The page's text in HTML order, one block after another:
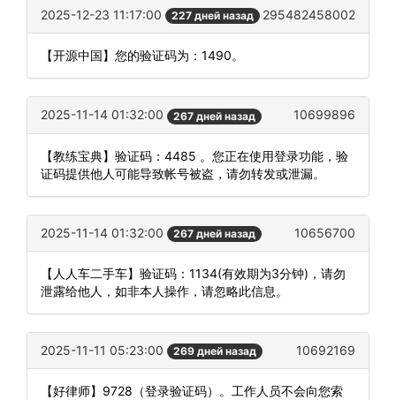
2025-12-23 11:17:00 227 дней назад 295482458002
【开源中国】您的验证码为：1490。
2025-11-14 01:32:00 267 дней назад 10699896
【教练宝典】验证码：4485 。您正在使用登录功能，验
证码提供他人可能导致帐号被盗，请勿转发或泄漏。
2025-11-14 01:32:00 267 дней назад 10656700
【人人车二手车】验证码：1134(有效期为3分钟)，请勿
泄露给他人，如非本人操作，请忽略此信息。
2025-11-11 05:23:00 269 дней назад 10692169
【好律师】9728（登录验证码）。工作人员不会向您索